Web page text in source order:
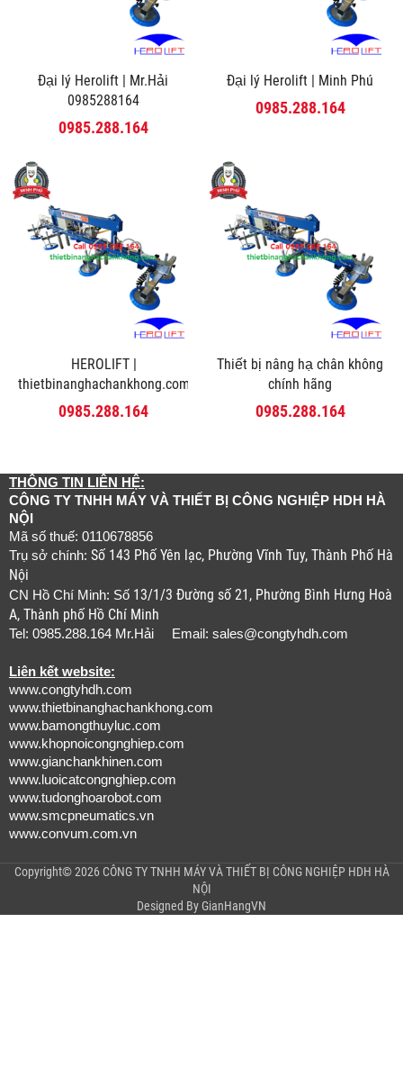
Đại lý Herolift | Mr.Hải
0985288164
0985.288.164
Đại lý Herolift | Minh Phú
0985.288.164
HEROLIFT |
thietbinanghachankhong.com
0985.288.164
Thiết bị nâng hạ chân không
chính hãng
0985.288.164
THÔNG TIN LIÊN HỆ:
CÔNG TY TNHH MÁY VÀ THIẾT BỊ CÔNG NGHIỆP HDH HÀ
NỘI
Mã số thuế: 0110678856
Trụ sở chính: Số 143 Phố Yên lạc, Phường Vĩnh Tuy, Thành Phố Hà
Nội
CN Hồ Chí Minh: Số 13/1/3 Đường số 21, Phường Bình Hưng Hoà
A, Thành phố Hồ Chí Minh
Tel: 0985.288.164 Mr.Hải Email: sales@congtyhdh.com
Liên kết website:
www.congtyhdh.com
www.thietbinanghachankhong.com
www.bamongthuyluc.com
www.khopnoicongnghiep.com
www.gianchankhinen.com
www.luoicatcongnghiep.com
www.tudonghoarobot.com
www.smcpneumatics.vn
www.convum.com.vn
Copyright© 2026 CÔNG TY TNHH MÁY VÀ THIẾT BỊ CÔNG NGHIỆP HDH HÀ
NỘI
Designed By GianHangVN